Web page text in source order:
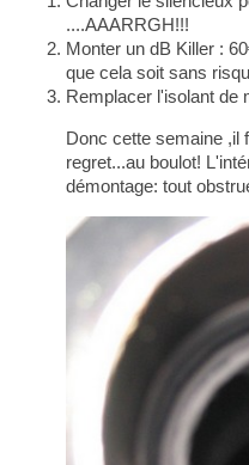
....AAARRGH!!!
Monter un dB Killer :
que cela soit sans
Remplacer l'isolant de
Donc cette semaine ,il
regret...au boulot!
démontage: tout